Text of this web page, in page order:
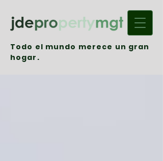
Todo el mundo merece un gran
hogar.